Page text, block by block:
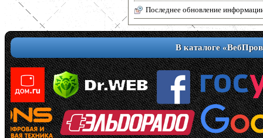
Последнее обновление
В каталоге